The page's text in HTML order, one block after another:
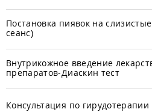
Постановка пиявок на
сеанс)
Внутрикожное введение
препаратов-Диаскин тест
Консультация по гирудотерапии